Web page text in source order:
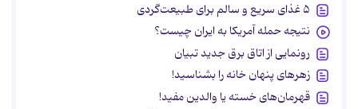
۵ غذای سریع و سالم برای طبیعت‌گردی
نتیجه حمله آمریکا به ایران چیست؟
رونمایی از اتاق برق جدید تبیان
زهرهای پنهان خانه را بشناسید!
قهرمان‌های خسته یا والدین مفید!